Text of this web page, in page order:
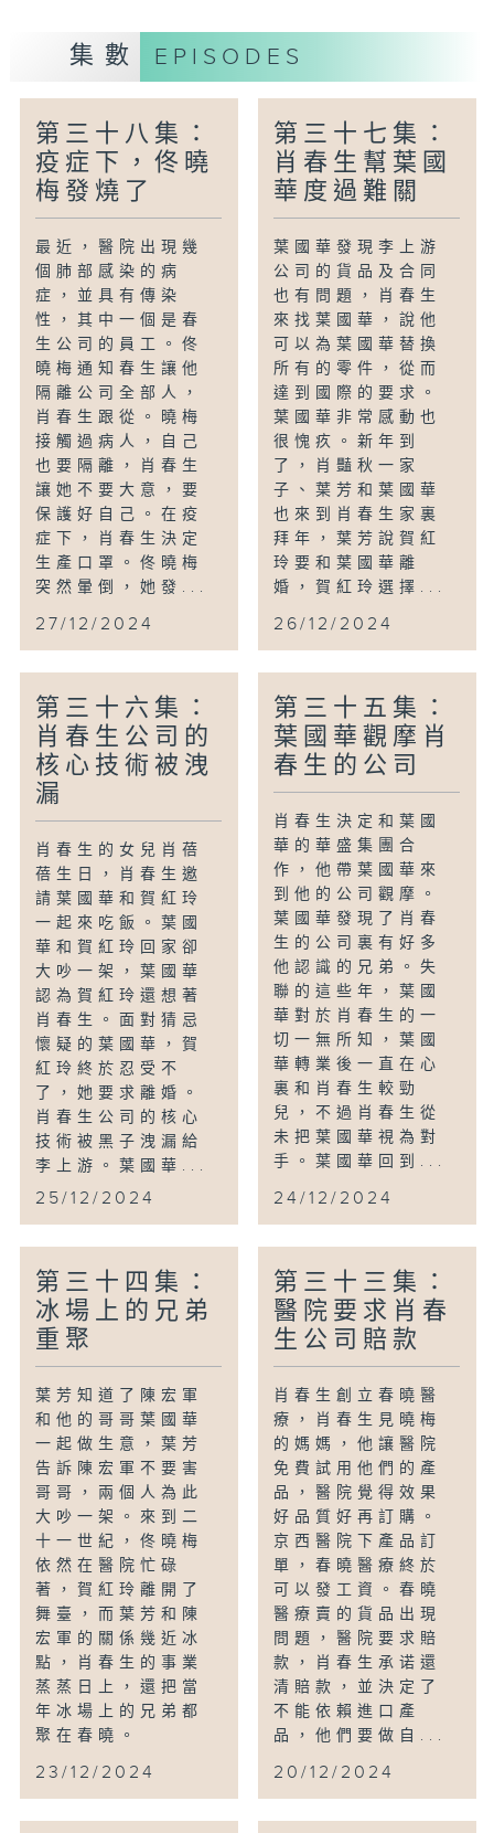
集數 EPISODES
第三十八集：
疫症下，佟曉
梅發燒了
最近，醫院出現幾
個肺部感染的病
症，並具有傳染
性，其中一個是春
生公司的員工。佟
曉梅通知春生讓他
隔離公司全部人，
肖春生跟從。曉梅
接觸過病人，自己
也要隔離，肖春生
讓她不要大意，要
保護好自己。在疫
症下，肖春生決定
生產口罩。佟曉梅
突然暈倒，她發...
27/12/2024
第三十七集：
肖春生幫葉國
華度過難關
葉國華發現李上游
公司的貨品及合同
也有問題，肖春生
來找葉國華，說他
可以為葉國華替換
所有的零件，從而
達到國際的要求。
葉國華非常感動也
很愧疚。新年到
了，肖豔秋一家
子、葉芳和葉國華
也來到肖春生家裏
拜年，葉芳說賀紅
玲要和葉國華離
婚，賀紅玲選擇...
26/12/2024
第三十六集：
肖春生公司的
核心技術被洩
漏
肖春生的女兒肖蓓
蓓生日，肖春生邀
請葉國華和賀紅玲
一起來吃飯。葉國
華和賀紅玲回家卻
大吵一架，葉國華
認為賀紅玲還想著
肖春生。面對猜忌
懷疑的葉國華，賀
紅玲終於忍受不
了，她要求離婚。
肖春生公司的核心
技術被黑子洩漏給
李上游。葉國華...
25/12/2024
第三十五集：
葉國華觀摩肖
春生的公司
肖春生決定和葉國
華的華盛集團合
作，他帶葉國華來
到他的公司觀摩。
葉國華發現了肖春
生的公司裏有好多
他認識的兄弟。失
聯的這些年，葉國
華對於肖春生的一
切一無所知，葉國
華轉業後一直在心
裏和肖春生較勁
兒，不過肖春生從
未把葉國華視為對
手。葉國華回到...
24/12/2024
第三十四集：
冰場上的兄弟
重聚
葉芳知道了陳宏軍
和他的哥哥葉國華
一起做生意，葉芳
告訴陳宏軍不要害
哥哥，兩個人為此
大吵一架。來到二
十一世紀，佟曉梅
依然在醫院忙碌
著，賀紅玲離開了
舞臺，而葉芳和陳
宏軍的關係幾近冰
點，肖春生的事業
蒸蒸日上，還把當
年冰場上的兄弟都
聚在春曉。
23/12/2024
第三十三集：
醫院要求肖春
生公司賠款
肖春生創立春曉醫
療，肖春生見曉梅
的媽媽，他讓醫院
免費試用他們的產
品，醫院覺得效果
好品質好再訂購。
京西醫院下產品訂
單，春曉醫療終於
可以發工資。春曉
醫療賣的貨品出現
問題，醫院要求賠
款，肖春生承诺還
清賠款，並決定了
不能依賴進口產
品，他們要做自...
20/12/2024